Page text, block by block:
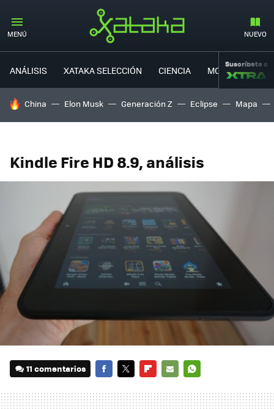
MENÚ NUEVO
ANÁLISIS XATAKA SELECCIÓN CIENCIA MOVILIDAD
Suscríbete a
HOY SE HABLA DE
China Elon Musk Generación Z Eclipse Mapa
Kindle Fire HD 8.9, análisis
11 comentarios
MAIL